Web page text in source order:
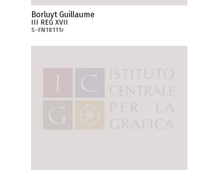
Borluyt Guillaume
III REG XVII
S-FN18111r